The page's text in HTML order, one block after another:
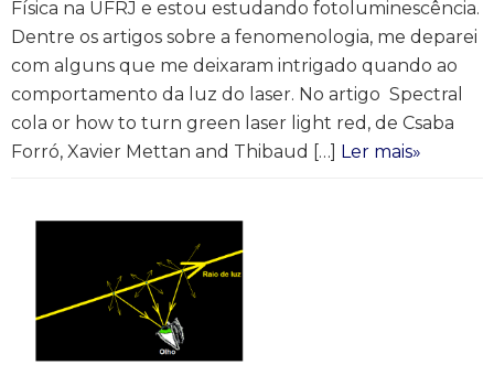
Física na UFRJ e estou estudando fotoluminescência.
Dentre os artigos sobre a fenomenologia, me deparei
com alguns que me deixaram intrigado quando ao
comportamento da luz do laser. No artigo Spectral
cola or how to turn green laser light red, de Csaba
Forró, Xavier Mettan and Thibaud […] Ler mais»